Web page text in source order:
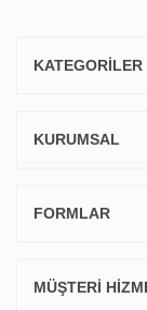
KATEGORİLER
KURUMSAL
FORMLAR
MÜŞTERİ